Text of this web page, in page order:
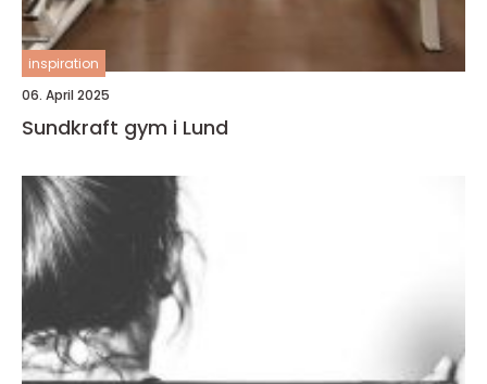
inspiration
06. April 2025
Sundkraft gym i Lund